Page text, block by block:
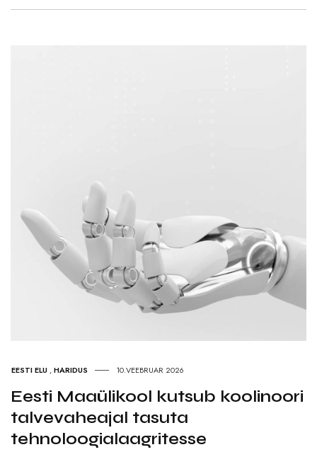
EESTI ELU ,HARIDUS 10.VEEBRUAR 2026
Eesti Maaülikool kutsub koolinoori
talvevaheajal tasuta
tehnoloogialaagritesse